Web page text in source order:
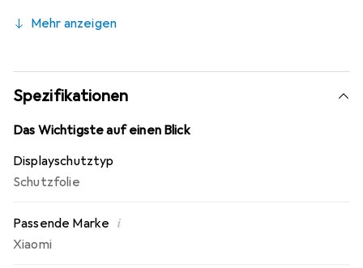
blasenfrei und jederzeit rückstandsfrei zu entfernen
0,2 mm dünn, oleophobische Anti-Fingerprint
Beschichtung | 10 Jahre Herstellergarantie -
Markenprodukt made in Germany.
Mehr anzeigen
Spezifikationen
Das Wichtigste auf einen Blick
Displayschutztyp
Schutzfolie
Passende Marke i
Xiaomi